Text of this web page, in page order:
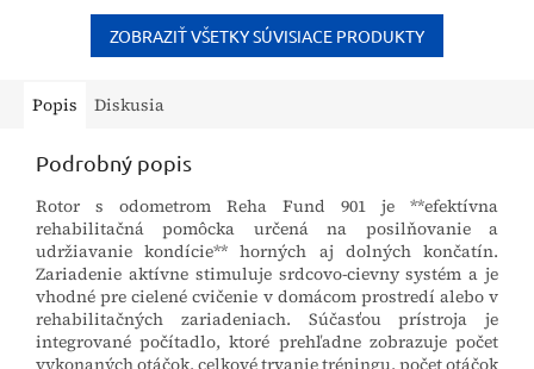
rehabilitačných...
vhodná na prevenciu
bolestí...
ZOBRAZIŤ VŠETKY SÚVISIACE PRODUKTY
Popis Diskusia
Podrobný popis
Rotor s odometrom Reha Fund 901 je **efektívna
rehabilitačná pomôcka určená na posilňovanie a
udržiavanie kondície** horných aj dolných končatín.
Zariadenie aktívne stimuluje srdcovo-cievny systém a je
vhodné pre cielené cvičenie v domácom prostredí alebo v
rehabilitačných zariadeniach. Súčasťou prístroja je
integrované počítadlo, ktoré prehľadne zobrazuje počet